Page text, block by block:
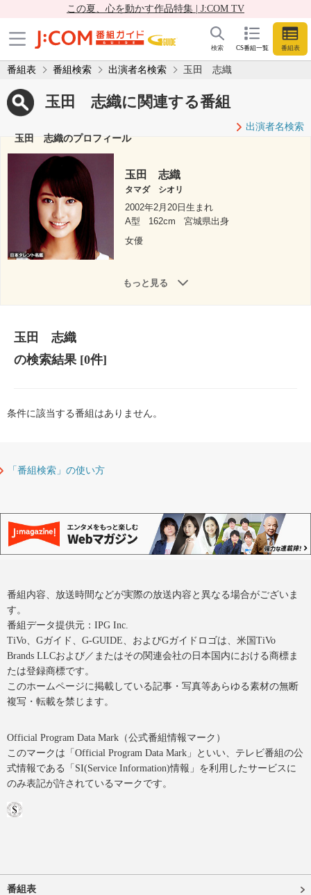
この夏、心を動かす作品特集 | J:COM TV
CS番組一覧 番組表
検索
番組表 番組検索 出演者名検索 玉田 志織
玉田 志織に関連する番組
出演者名検索
玉田 志織のプロフィール
玉田 志織
タマダ シオリ
2002年2月20日生まれ
A型
162cm
宮城県出身
女優
もっと見る
玉田 志織
の検索結果[0件]
条件に該当する番組はありません。
「番組検索」の使い方
番組内容、放送時間などが実際の放送内容と異なる場合がございま
す。
番組データ提供元：IPG Inc.
TiVo、Gガイド、G-GUIDE、およびGガイドロゴは、米国TiVo
Brands LLCおよび／またはその関連会社の日本国内における商標ま
たは登録商標です。
このホームページに掲載している記事・写真等あらゆる素材の無断
複写・転載を禁じます。
Official Program Data Mark（公式番組情報マーク）
このマークは「Official Program Data Mark」といい、テレビ番組の公
式情報である「SI(Service Information)情報」を利用したサービスに
のみ表記が許されているマークです。
番組表